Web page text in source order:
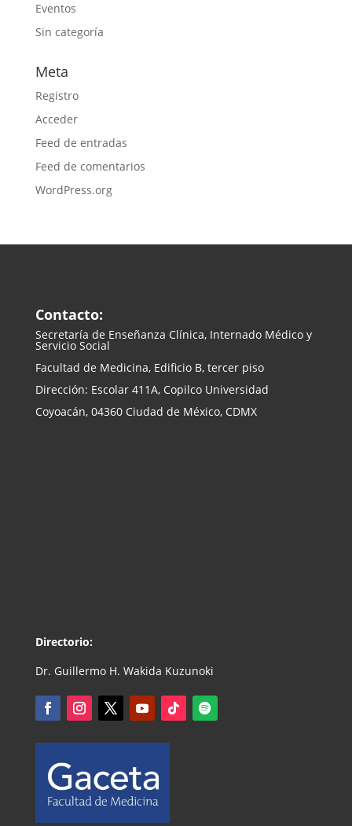
Eventos
Sin categoría
Meta
Registro
Acceder
Feed de entradas
Feed de comentarios
WordPress.org
Contacto:
Secretaría de Enseñanza Clínica, Internado Médico y
Servicio Social
Facultad de Medicina, Edificio B, tercer piso
Dirección: Escolar 411A, Copilco Universidad
Coyoacán, 04360 Ciudad de México, CDMX
Directorio:
Dr. Guillermo H. Wakida Kuzunoki